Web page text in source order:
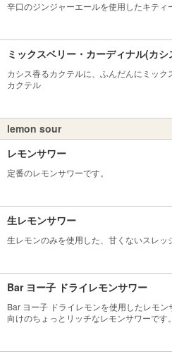
辛口のジンジャーエールを使用したキティ
ミックスベリー・カーディナル(カ
カシス香るカクテルに、ふんだんにミッ
カクテル
lemon sour
レモンサワー
定番のレモンサワーです。
生レモンサワー
生レモンのみを使用した、甘くないスレッ
Bar ヨー子 ドライレモンサワー
Bar ヨー子 ドライレモンを使用したレモ
向けのちょっとリッチなレモンサワーです。